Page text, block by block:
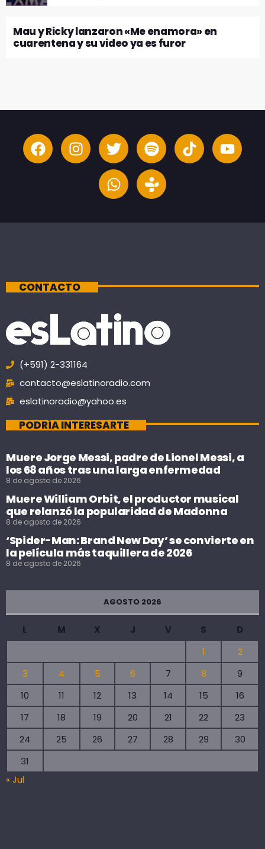
Mau y Ricky lanzaron «Me enamora» en
cuarentena y su video ya es furor
CONTACTO
(+591) 2-331164
contacto@eslatinoradio.com
eslatinoradio@yahoo.es
PODRÍA INTERESARTE
Muere Jorge Messi, padre de Lionel Messi, a
los 68 años tras una larga enfermedad
8 de agosto de 2026
Muere William Orbit, el productor musical
que relanzó la popularidad de Madonna
8 de agosto de 2026
‘Spider-Man: Brand New Day’ se convierte en
la película más taquillera de 2026
8 de agosto de 2026
AGOSTO 2026
L M X J V S
D
1
2
3
4 5 6 7 8
9
10
11 12 13 14 15
16
17
18 19 20 21 22
23
24
25 26 27 28 29
30
31
« Jul